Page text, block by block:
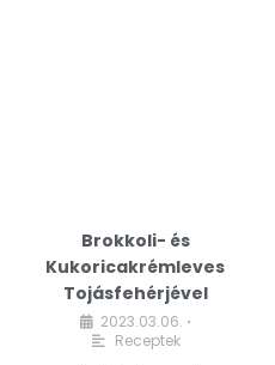
Brokkoli- és
Kukoricakrémleves
Tojásfehérjével
2023.03.06. •
Receptek